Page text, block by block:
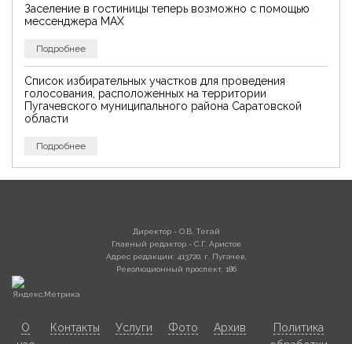
Заселение в гостиницы теперь возможно с помощью
мессенджера MAX
Подробнее
Список избирательных участков для проведения
голосования, расположенных на территории
Пугачевского муниципального района Саратовской
области
Подробнее
Директор - О.В. Тегай
Главный редактор - С.Г. Аристов
Адрес редакции: 413720, г. Пугачев,
Революционный проспект, 186
О
Контакты Услуги Фото Архив
Политика